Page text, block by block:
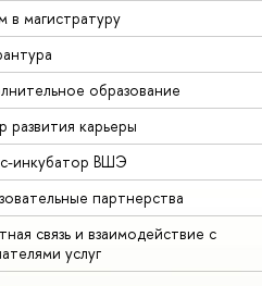
в магистратуру
образование
развития карьеры
инкубатор ВШЭ
партнерства
связь и взаимодействие с
услуг